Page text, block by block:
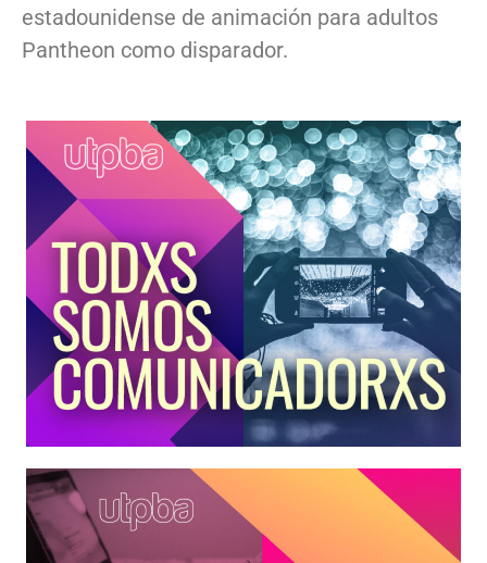
estadounidense de animación para adultos
Pantheon como disparador.